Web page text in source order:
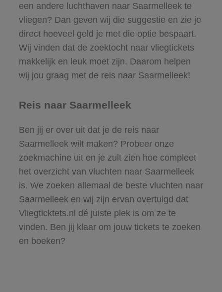
een andere luchthaven naar Saarmelleek te
vliegen? Dan geven wij die suggestie en zie je
direct hoeveel geld je met die optie bespaart.
Wij vinden dat de zoektocht naar vliegtickets
makkelijk en leuk moet zijn. Daarom helpen
wij jou graag met de reis naar Saarmelleek!
Reis naar Saarmelleek
Ben jij er over uit dat je de reis naar
Saarmelleek wilt maken? Probeer onze
zoekmachine uit en je zult zien hoe compleet
het overzicht van vluchten naar Saarmelleek
is. We zoeken allemaal de beste vluchten naar
Saarmelleek en wij zijn ervan overtuigd dat
Vliegticktets.nl dé juiste plek is om ze te
vinden. Ben jij klaar om jouw tickets te zoeken
en boeken?